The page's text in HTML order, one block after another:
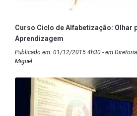
Curso Ciclo de Alfabetização: Olhar
Aprendizagem
Publicado em: 01/12/2015 4h30 - em Diretoria
Miguel